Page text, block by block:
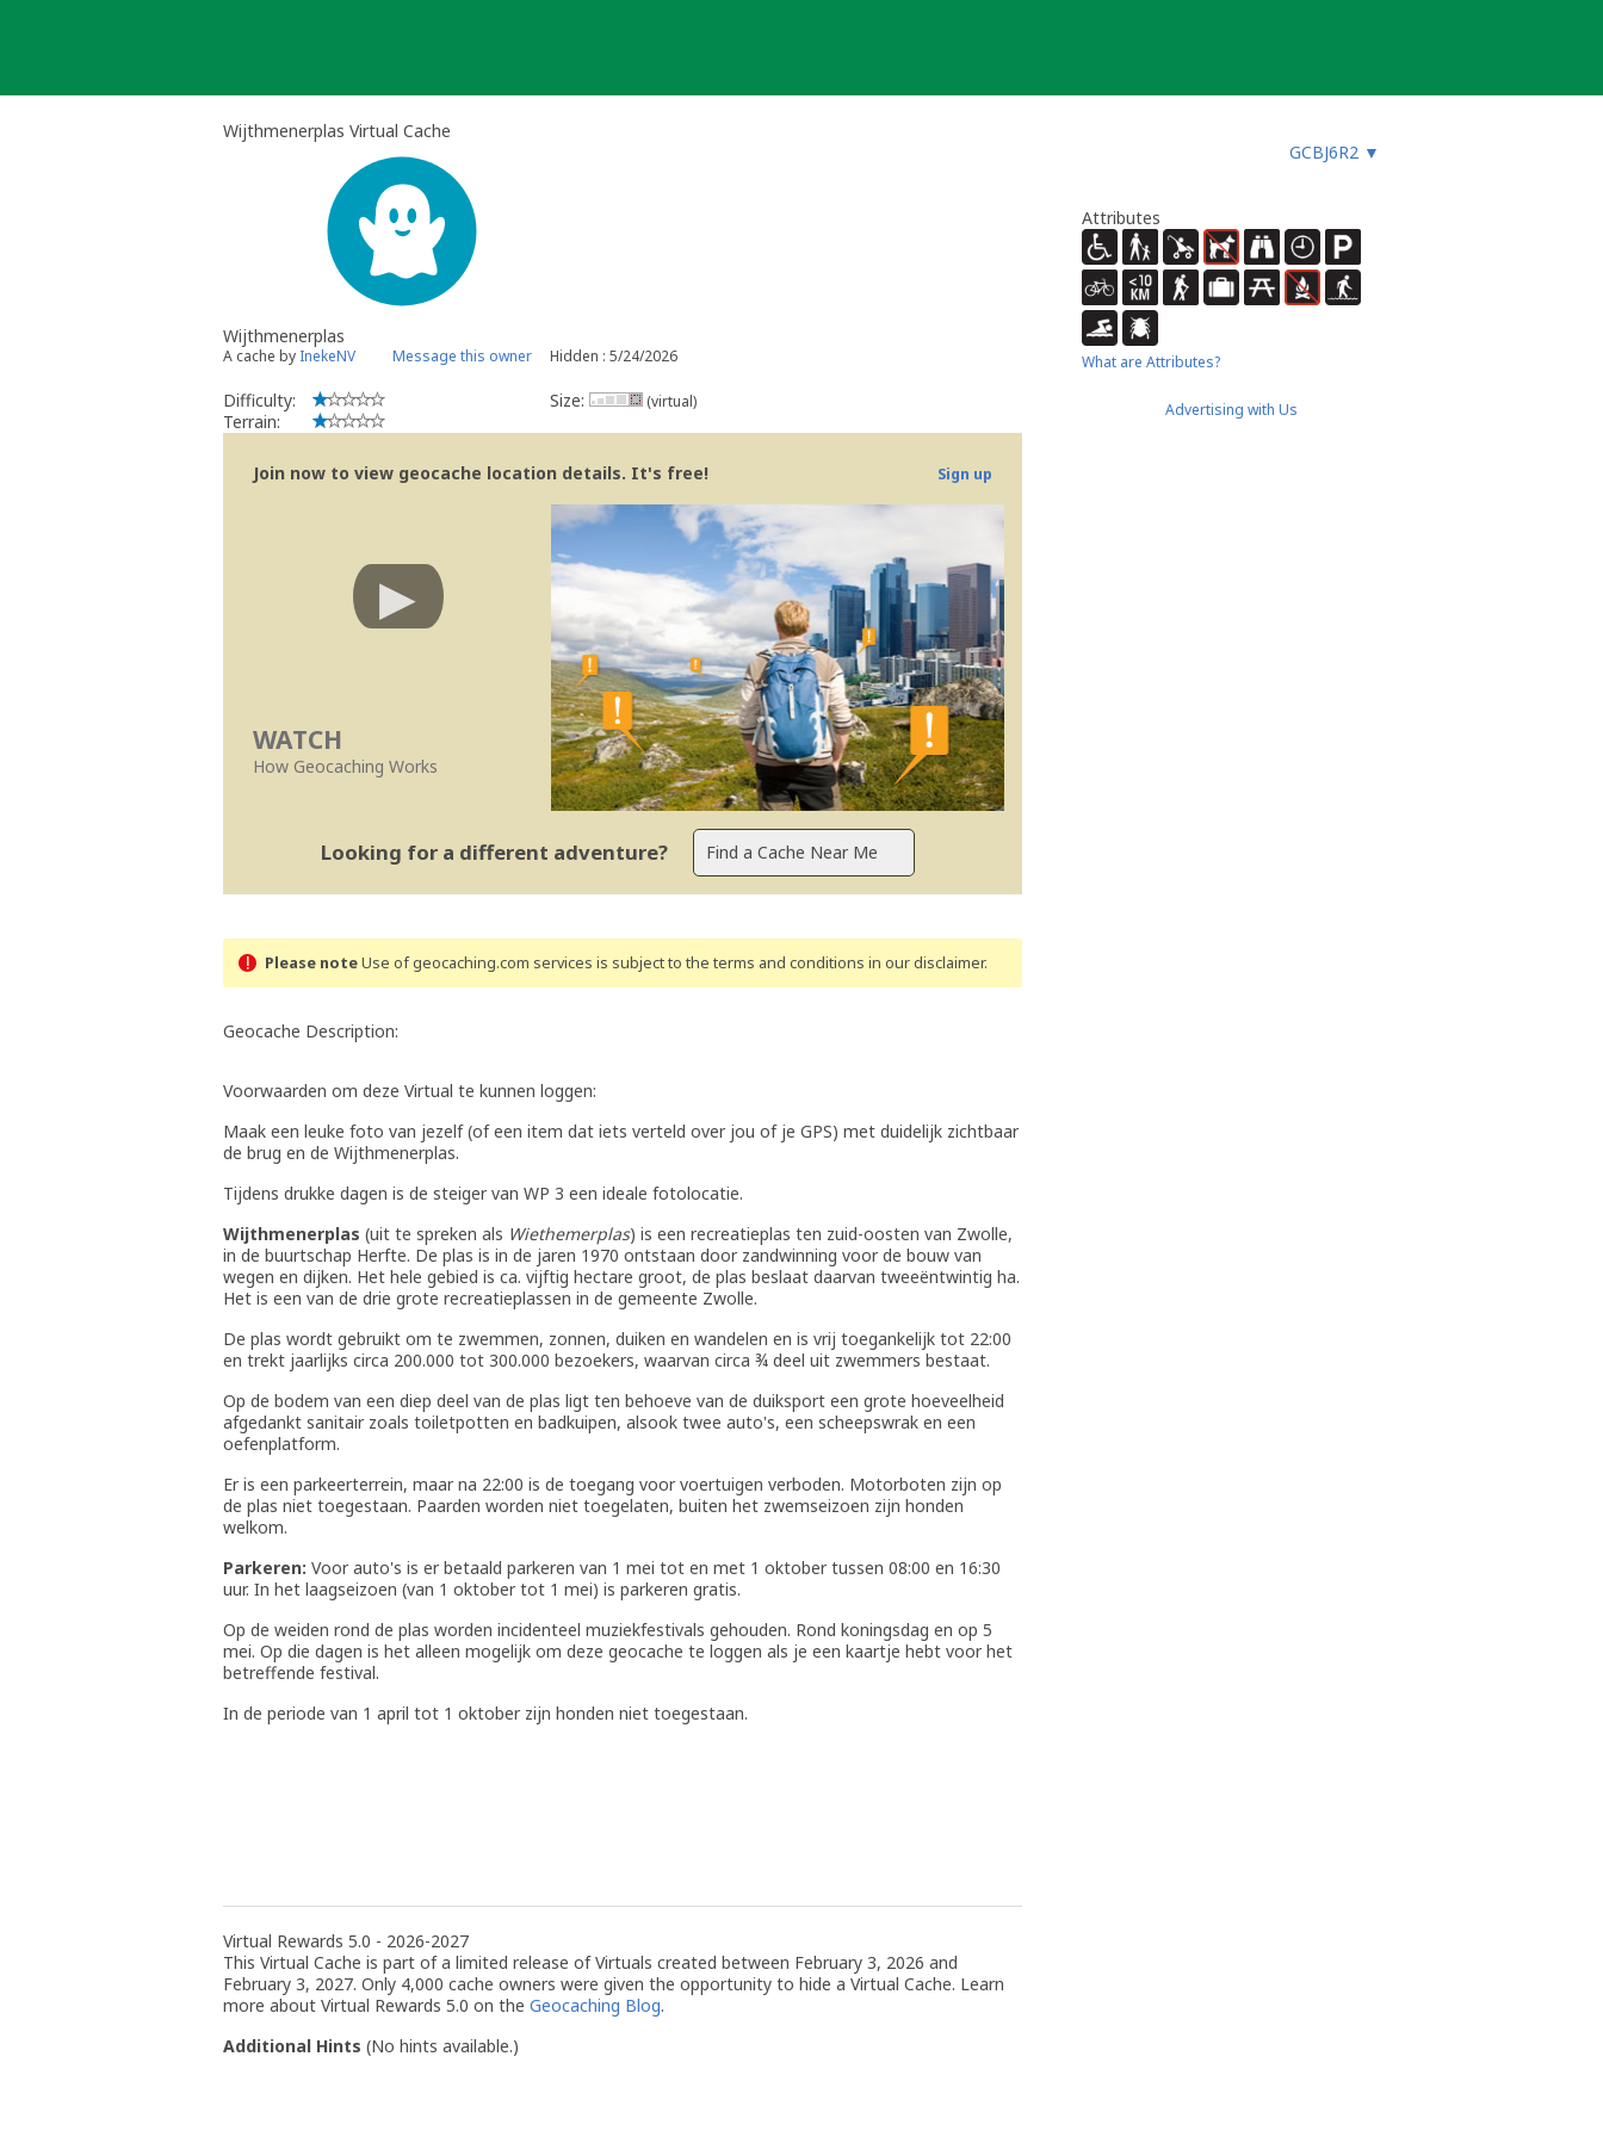
Wijthmenerplas Virtual Cache
GCBJ6R2 ▼
Wijthmenerplas
A cache by InekeNV Message this owner Hidden : 5/24/2026
Difficulty:
Terrain:
Size: (virtual)
Join now to view geocache location details. It's free! Sign up
WATCH
How Geocaching Works
Looking for a different adventure?
Please noteUse of geocaching.com services is subject to the terms and conditions in our disclaimer.
Geocache Description:
Voorwaarden om deze Virtual te kunnen loggen:
Maak een leuke foto van jezelf (of een item dat iets verteld over jou of je GPS) met duidelijk zichtbaar
de brug en de Wijthmenerplas.
Tijdens drukke dagen is de steiger van WP 3 een ideale fotolocatie.
Wijthmenerplas (uit te spreken als Wiethemerplas) is een recreatieplas ten zuid-oosten van Zwolle,
in de buurtschap Herfte. De plas is in de jaren 1970 ontstaan door zandwinning voor de bouw van
wegen en dijken. Het hele gebied is ca. vijftig hectare groot, de plas beslaat daarvan tweeëntwintig ha.
Het is een van de drie grote recreatieplassen in de gemeente Zwolle.
De plas wordt gebruikt om te zwemmen, zonnen, duiken en wandelen en is vrij toegankelijk tot 22:00
en trekt jaarlijks circa 200.000 tot 300.000 bezoekers, waarvan circa ¾ deel uit zwemmers bestaat.
Op de bodem van een diep deel van de plas ligt ten behoeve van de duiksport een grote hoeveelheid
afgedankt sanitair zoals toiletpotten en badkuipen, alsook twee auto's, een scheepswrak en een
oefenplatform.
Er is een parkeerterrein, maar na 22:00 is de toegang voor voertuigen verboden. Motorboten zijn op
de plas niet toegestaan. Paarden worden niet toegelaten, buiten het zwemseizoen zijn honden
welkom.
Parkeren: Voor auto's is er betaald parkeren van 1 mei tot en met 1 oktober tussen 08:00 en 16:30
uur. In het laagseizoen (van 1 oktober tot 1 mei) is parkeren gratis.
Op de weiden rond de plas worden incidenteel muziekfestivals gehouden. Rond koningsdag en op 5
mei. Op die dagen is het alleen mogelijk om deze geocache te loggen als je een kaartje hebt voor het
betreffende festival.
In de periode van 1 april tot 1 oktober zijn honden niet toegestaan.
Virtual Rewards 5.0 - 2026-2027
This Virtual Cache is part of a limited release of Virtuals created between February 3, 2026 and
February 3, 2027. Only 4,000 cache owners were given the opportunity to hide a Virtual Cache. Learn
more about Virtual Rewards 5.0 on the Geocaching Blog.
Additional Hints (No hints available.)
Attributes
What are Attributes?
Advertising with Us